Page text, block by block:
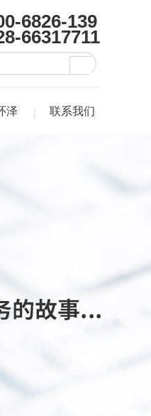
6826-139
66317711
泽 联系我们